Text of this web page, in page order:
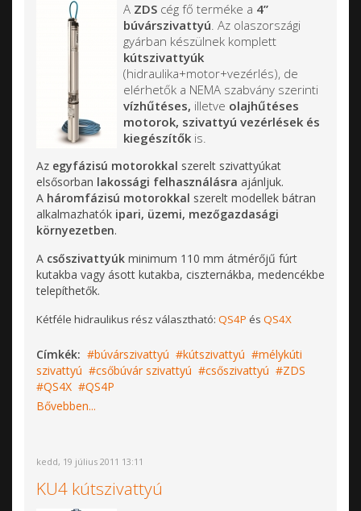
A ZDS cég fő terméke a 4”
búvárszivattyú. Az olaszországi
gyárban készülnek komplett
kútszivattyúk
(hidraulika+motor+vezérlés), de
elérhetők a NEMA szabvány szerinti
vízhűtéses, illetve olajhűtéses
motorok, szivattyú vezérlések és
kiegészítők is.
Az egyfázisú motorokkal szerelt szivattyúkat
elsősorban lakossági felhasználásra ajánljuk.
A háromfázisú motorokkal szerelt modellek bátran
alkalmazhatók ipari, üzemi, mezőgazdasági
környezetben.
A csőszivattyúk minimum 110 mm átmérőjű fúrt
kutakba vagy ásott kutakba, ciszternákba, medencékbe
telepíthetők.
Kétféle hidraulikus rész választható: QS4P és QS4X
Címkék: búvárszivattyú kútszivattyú
mélykúti
szivattyú
csőbúvár szivattyú csőszivattyú
ZDS
QS4X
QS4P
Bővebben...
kedd, 19 július 2011 13:11
KU4 kútszivattyú